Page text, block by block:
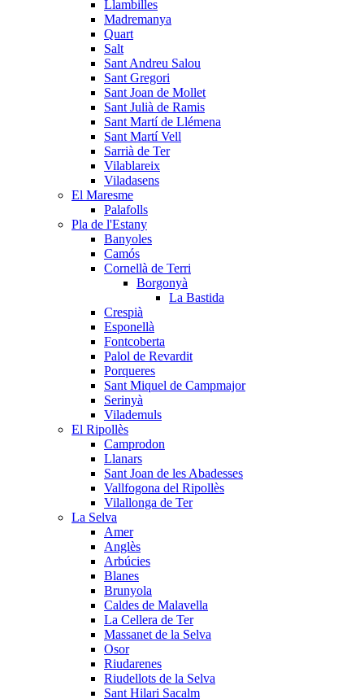
Llambilles
Madremanya
Quart
Salt
Sant Andreu Salou
Sant Gregori
Sant Joan de Mollet
Sant Julià de Ramis
Sant Martí de Llémena
Sant Martí Vell
Sarrià de Ter
Vilablareix
Viladasens
El Maresme
Palafolls
Pla de l'Estany
Banyoles
Camós
Cornellà de Terri
Borgonyà
La Bastida
Crespià
Esponellà
Fontcoberta
Palol de Revardit
Porqueres
Sant Miquel de Campmajor
Serinyà
Vilademuls
El Ripollès
Camprodon
Llanars
Sant Joan de les Abadesses
Vallfogona del Ripollès
Vilallonga de Ter
La Selva
Amer
Anglès
Arbúcies
Blanes
Brunyola
Caldes de Malavella
La Cellera de Ter
Massanet de la Selva
Osor
Riudarenes
Riudellots de la Selva
Sant Hilari Sacalm